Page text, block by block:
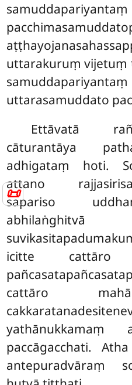
📜
uttarakuruṃ vijetuṃ
uttarasamuddato
Ettāvatā
cāturantāya
adhigataṃ hoti.
attano
sapariso
abhilaṅghitvā
icitte cattāro
cattāro
yathānukkamaṃ
paccāgacchati.
antepuradvāraṃ